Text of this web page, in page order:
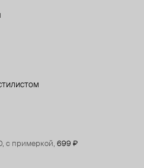
с примеркой, 699 ₽